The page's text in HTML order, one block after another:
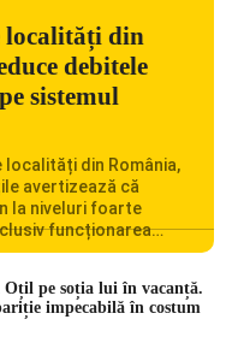
localități din
debitele
sistemul
din România,
avertizează că
la niveluri foarte
funcționarea
România se confruntă
din punct de vedere
pe soția lui în vacanță.
impecabilă în costum